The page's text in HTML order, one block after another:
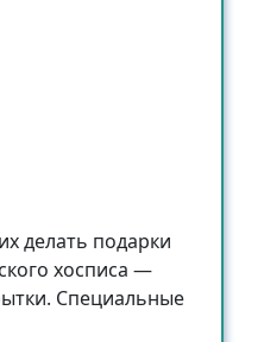
делать подарки
хосписа —
Специальные